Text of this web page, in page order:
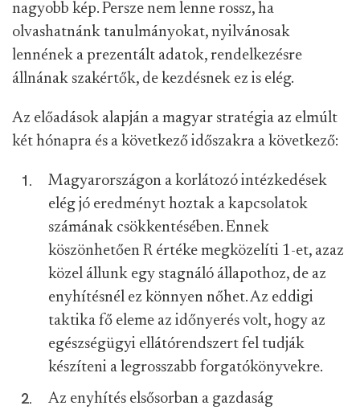
nagyobb kép. Persze nem lenne rossz, ha
olvashatnánk tanulmányokat, nyilvánosak
lennének a prezentált adatok, rendelkezésre
állnának szakértők, de kezdésnek ez is elég.
Az előadások alapján a magyar stratégia az elmúlt
két hónapra és a következő időszakra a következő:
Magyarországon a korlátozó intézkedések
elég jó eredményt hoztak a kapcsolatok
számának csökkentésében. Ennek
köszönhetően R értéke megközelíti 1-et, azaz
közel állunk egy stagnáló állapothoz, de az
enyhítésnél ez könnyen nőhet. Az eddigi
taktika fő eleme az időnyerés volt, hogy az
egészségügyi ellátórendszert fel tudják
készíteni a legrosszabb forgatókönyvekre.
Az enyhítés elsősorban a gazdaság